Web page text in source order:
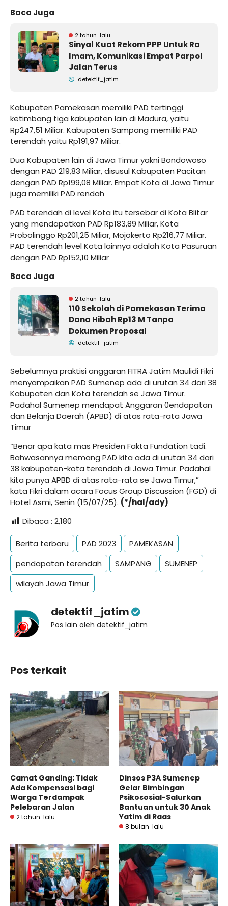
Baca Juga
2 tahun lalu
Sinyal Kuat Rekom PPP Untuk Ra
Imam, Komunikasi Empat Parpol
Jalan Terus
detektif_jatim
Kabupaten Pamekasan memiliki PAD tertinggi
ketimbang tiga kabupaten lain di Madura, yaitu
Rp247,51 Miliar. Kabupaten Sampang memiliki PAD
terendah yaitu Rp191,97 Miliar.
Dua Kabupaten lain di Jawa Timur yakni Bondowoso
dengan PAD 219,83 Miliar, disusul Kabupaten Pacitan
dengan PAD Rp199,08 Miliar. Empat Kota di Jawa Timur
juga memiliki PAD rendah
PAD terendah di level Kota itu tersebar di Kota Blitar
yang mendapatkan PAD Rp183,89 Miliar, Kota
Probolinggo Rp201,25 Miliar, Mojokerto Rp216,77 Miliar.
PAD terendah level Kota lainnya adalah Kota Pasuruan
dengan PAD Rp152,10 Miliar
Baca Juga
2 tahun lalu
110 Sekolah di Pamekasan Terima
Dana Hibah Rp13 M Tanpa
Dokumen Proposal
detektif_jatim
Sebelumnya praktisi anggaran FITRA Jatim Maulidi Fikri
menyampaikan PAD Sumenep ada di urutan 34 dari 38
Kabupaten dan Kota terendah se Jawa Timur.
Padahal Sumenep mendapat Anggaran 0endapatan
dan Belanja Daerah (APBD) di atas rata-rata Jawa
Timur
“Benar apa kata mas Presiden Fakta Fundation tadi.
Bahwasannya memang PAD kita ada di urutan 34 dari
38 kabupaten-kota terendah di Jawa Timur. Padahal
kita punya APBD di atas rata-rata se Jawa Timur,”
kata Fikri dalam acara Focus Group Discussion (FGD) di
Hotel Asmi, Senin (15/07/25). (*/hal/ady)
Dibaca : 2,180
Berita terbaru PAD 2023
PAMEKASAN
pendapatan terendah
SAMPANG
SUMENEP
wilayah Jawa Timur
detektif_jatim
Pos lain oleh detektif_jatim
Pos terkait
Camat Ganding: Tidak
Ada Kompensasi bagi
Warga Terdampak
Pelebaran Jalan
2 tahun lalu
Dinsos P3A Sumenep
Gelar Bimbingan
Psikososial-Salurkan
Bantuan untuk 30 Anak
Yatim di Raas
8 bulan lalu